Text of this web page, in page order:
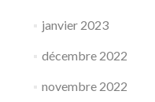
janvier 2023
décembre 2022
novembre 2022